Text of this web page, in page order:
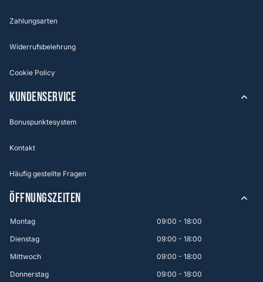
Zahlungsarten
Widerrufsbelehrung
Cookie Policy
KUNDENSERVICE
Bonuspunktesystem
Kontakt
Häufig gestellte Fragen
ÖFFNUNGSZEITEN
Montag
09:00 - 18:00
Dienstag
09:00 - 18:00
Mittwoch
09:00 - 18:00
Donnerstag
09:00 - 18:00